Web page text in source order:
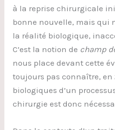
à la reprise chirurgicale
bonne nouvelle, mais qui
la réalité biologique,
C’est la notion de champ
nous place devant cette
toujours pas connaître, en
biologiques d’un
chirurgie est donc